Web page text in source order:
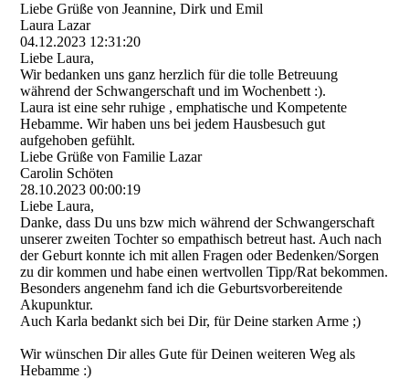
Liebe Grüße von Jeannine, Dirk und Emil
Laura Lazar
04.12.2023 12:31:20
Liebe Laura,
Wir bedanken uns ganz herzlich für die tolle Betreuung
während der Schwangerschaft und im Wochenbett :).
Laura ist eine sehr ruhige , emphatische und Kompetente
Hebamme. Wir haben uns bei jedem Hausbesuch gut
aufgehoben gefühlt.
Liebe Grüße von Familie Lazar
Carolin Schöten
28.10.2023 00:00:19
Liebe Laura,
Danke, dass Du uns bzw mich während der Schwangerschaft
unserer zweiten Tochter so empathisch betreut hast. Auch nach
der Geburt konnte ich mit allen Fragen oder Bedenken/Sorgen
zu dir kommen und habe einen wertvollen Tipp/Rat bekommen.
Besonders angenehm fand ich die Geburtsvorbereitende
Akupunktur.
Auch Karla bedankt sich bei Dir, für Deine starken Arme ;)
Wir wünschen Dir alles Gute für Deinen weiteren Weg als
Hebamme :)